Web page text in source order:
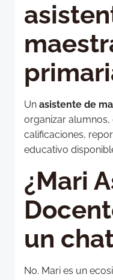
Un asistente de
organizar alumnos,
calificaciones,
educativo
¿Mari
un
No. Mari es un